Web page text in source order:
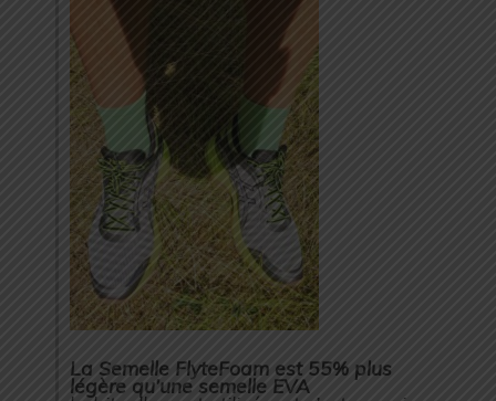
La Semelle FlyteFoam est 55% plus
légère qu’une semelle EVA